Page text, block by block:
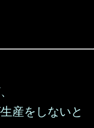
産をしないと